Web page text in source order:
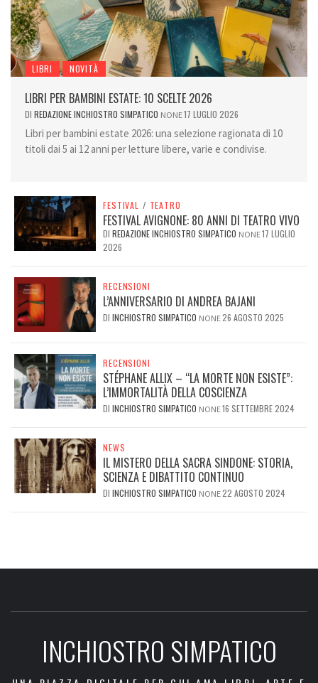
LIBRI NOVITÀ
LIBRI PER BAMBINI ESTATE: 10 SCELTE 2026
DI REDAZIONE INCHIOSTRO SIMPATICO NONE17 LUGLIO 2026
Libri per bambini estate 2026: una selezione ragionata di 10
titoli dai 5 ai 12 anni per letture libere, varie e condivise.
FESTIVAL / TEATRO
FESTIVAL AVIGNONE: 80 ANNI DI TEATRO VIVO
DI REDAZIONE INCHIOSTRO SIMPATICO NONE17 LUGLIO
2026
RECENSIONI
L’ANNIVERSARIO DI ANDREA BAJANI
DI INCHIOSTRO SIMPATICO NONE26 AGOSTO 2025
RECENSIONI
STÉPHANE ALLIX – “LA MORTE NON ESISTE”:
L’IMMORTALITÀ DELLA COSCIENZA
DI INCHIOSTRO SIMPATICO NONE16 SETTEMBRE 2024
NEWS
IL MISTERO DELLA SACRA SINDONE: STORIA,
SCIENZA E DIBATTITO CONTINUO
DI INCHIOSTRO SIMPATICO NONE22 AGOSTO 2024
INCHIOSTRO SIMPATICO